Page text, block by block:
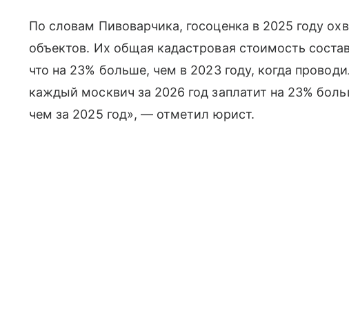
По словам Пивоварчика, госоценка в 2025 году
объектов. Их общая кадастровая стоимость
что на 23% больше, чем в 2023 году, когда
каждый москвич за 2026 год заплатит на 23%
чем за 2025 год», — отметил юрист.